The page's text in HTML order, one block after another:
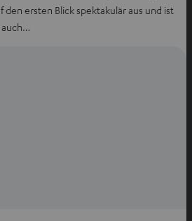
den ersten Blick spektakulär aus und ist
auch…